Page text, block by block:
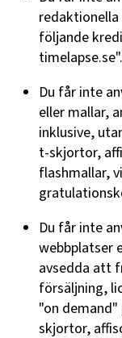
följande
timelapse.se".
Du får inte
eller mallar,
inklusive,
t-skjortor,
flashmallar,
Du får inte
webbplatser
avsedda att
försäljning,
"on
skjortor,